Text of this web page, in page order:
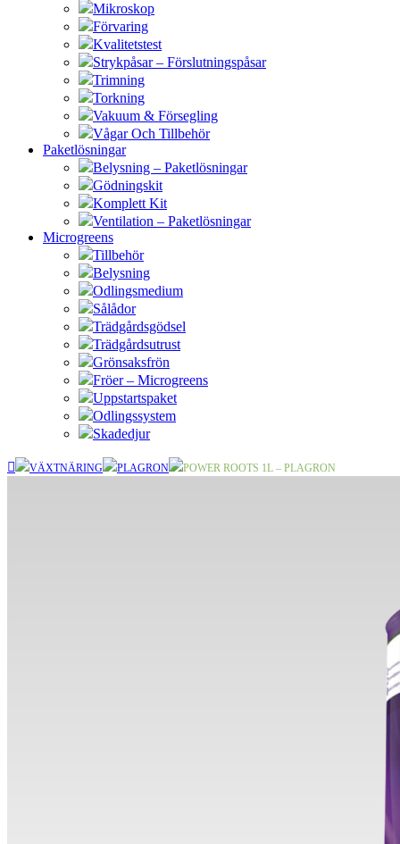
Mikroskop
Förvaring
Kvalitetstest
Strykpåsar – Förslutningspåsar
Trimning
Torkning
Vakuum & Försegling
Vågar Och Tillbehör
Paketlösningar
Belysning – Paketlösningar
Gödningskit
Komplett Kit
Ventilation – Paketlösningar
Microgreens
Tillbehör
Belysning
Odlingsmedium
Sålådor
Trädgårdsgödsel
Trädgårdsutrust
Grönsaksfrön
Fröer – Microgreens
Uppstartspaket
Odlingssystem
Skadedjur
VÄXTNÄRING PLAGRON POWER ROOTS 1L – PLAGRON